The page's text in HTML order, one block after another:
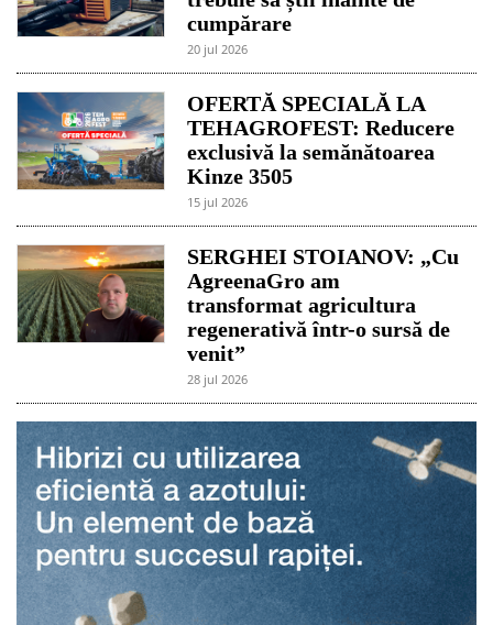
cumpărare
20 jul 2026
OFERTĂ SPECIALĂ LA
TEHAGROFEST: Reducere
exclusivă la semănătoarea
Kinze 3505
15 jul 2026
SERGHEI STOIANOV: „Cu
AgreenaGro am
transformat agricultura
regenerativă într-o sursă de
venit”
28 jul 2026